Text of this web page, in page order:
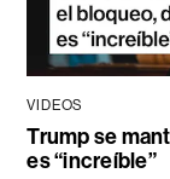
VIDEOS
Trump se
es “increíble”